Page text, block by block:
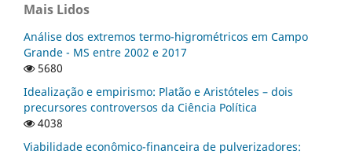
Mais Lidos
Análise dos extremos termo-higrométricos em Campo
Grande - MS entre 2002 e 2017
5680
Idealização e empirismo: Platão e Aristóteles – dois
precursores controversos da Ciência Política
4038
Viabilidade econômico-financeira de pulverizadores: